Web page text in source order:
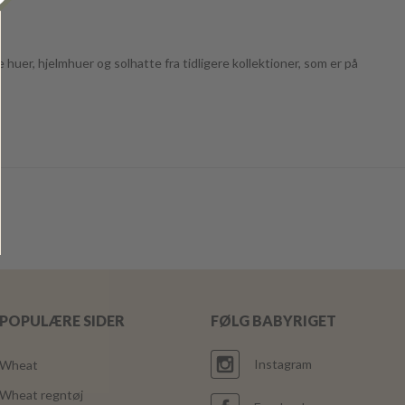
hjelmhuer og solhatte fra tidligere kollektioner, som er på
POPULÆRE SIDER
Wheat
Wheat regntøj
FØLG BABYRIGET
Instagram